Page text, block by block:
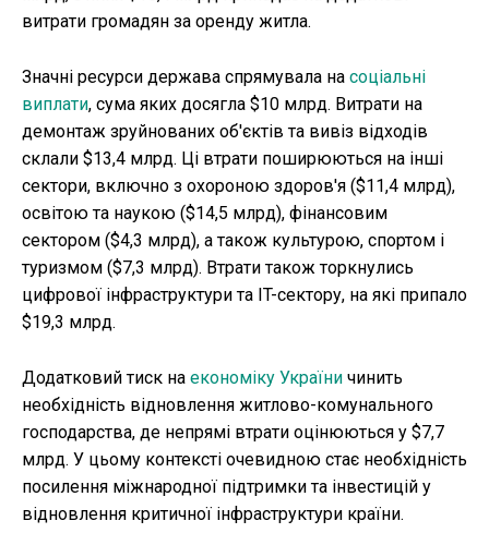
витрати громадян за оренду житла.
Значні ресурси держава спрямувала на соціальні
виплати, сума яких досягла $10 млрд. Витрати на
демонтаж зруйнованих об'єктів та вивіз відходів
склали $13,4 млрд. Ці втрати поширюються на інші
сектори, включно з охороною здоров'я ($11,4 млрд),
освітою та наукою ($14,5 млрд), фінансовим
сектором ($4,3 млрд), а також культурою, спортом і
туризмом ($7,3 млрд). Втрати також торкнулись
цифрової інфраструктури та IT-сектору, на які припало
$19,3 млрд.
Додатковий тиск на економіку України чинить
необхідність відновлення житлово-комунального
господарства, де непрямі втрати оцінюються у $7,7
млрд. У цьому контексті очевидною стає необхідність
посилення міжнародної підтримки та інвестицій у
відновлення критичної інфраструктури країни.